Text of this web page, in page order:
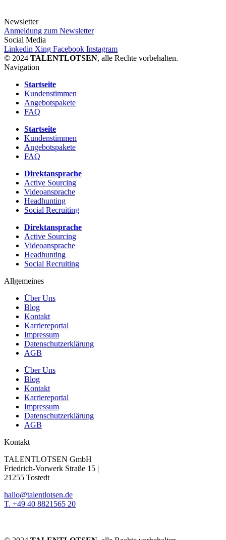
Newsletter
Anmeldung zum Newsletter
Social Media
Linkedin Xing Facebook Instagram
© 2024 TALENTLOTSEN, alle Rechte vorbehalten.
Navigation
Startseite
Kundenstimmen
Angebotspakete
FAQ
Startseite
Kundenstimmen
Angebotspakete
FAQ
Direktansprache
Active Sourcing
Videoansprache
Headhunting
Social Recruiting
Direktansprache
Active Sourcing
Videoansprache
Headhunting
Social Recruiting
Allgemeines
Über Uns
Blog
Kontakt
Karriereportal
Impressum
Datenschutzerklärung
AGB
Über Uns
Blog
Kontakt
Karriereportal
Impressum
Datenschutzerklärung
AGB
Kontakt
TALENTLOTSEN GmbH
Friedrich-Vorwerk Straße 15 |
21255 Tostedt
hallo@talentlotsen.de
T. +49 40 8821565 20